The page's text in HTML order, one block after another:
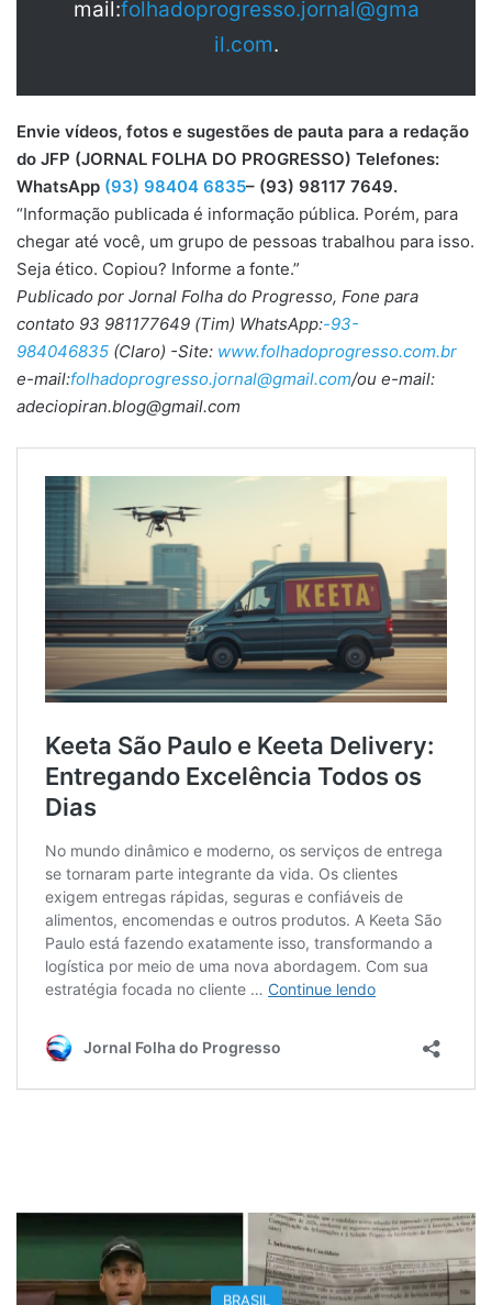
mail:folhadoprogresso.jornal@gma
il.com.
Envie vídeos, fotos e sugestões de pauta para a redação
do JFP (JORNAL FOLHA DO PROGRESSO) Telefones:
WhatsApp (93) 98404 6835– (93) 98117 7649.
“Informação publicada é informação pública. Porém, para
chegar até você, um grupo de pessoas trabalhou para isso.
Seja ético. Copiou? Informe a fonte.”
Publicado por Jornal Folha do Progresso, Fone para
contato 93 981177649 (Tim) WhatsApp:-93-
984046835 (Claro) -Site: www.folhadoprogresso.com.br
e-mail:folhadoprogresso.jornal@gmail.com/ou e-mail:
adeciopiran.blog@gmail.com
BRASIL